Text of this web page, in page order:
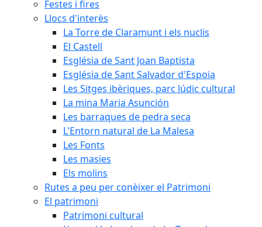
Festes i fires
Llocs d'interès
La Torre de Claramunt i els nuclis
El Castell
Església de Sant Joan Baptista
Església de Sant Salvador d'Espoia
Les Sitges ibèriques, parc lúdic cultural
La mina Maria Asunción
Les barraques de pedra seca
L'Entorn natural de La Malesa
Les Fonts
Les masies
Els molins
Rutes a peu per conèixer el Patrimoni
El patrimoni
Patrimoni cultural